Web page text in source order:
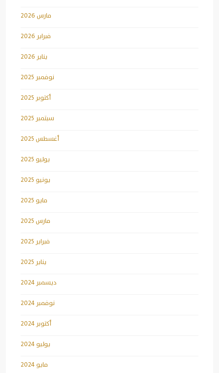
مارس 2026
فبراير 2026
يناير 2026
نوفمبر 2025
أكتوبر 2025
سبتمبر 2025
أغسطس 2025
يوليو 2025
يونيو 2025
مايو 2025
مارس 2025
فبراير 2025
يناير 2025
ديسمبر 2024
نوفمبر 2024
أكتوبر 2024
يوليو 2024
مايو 2024